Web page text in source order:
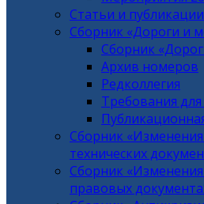
Статьи и публикации
Сборник «Дороги и
Сборник
Архив номеров
Редколлегия
Требования
Сборник
технических
Сборник
правовых